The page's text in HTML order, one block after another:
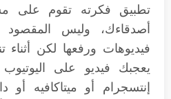
تطبيق فكرته تقوم على
أصدقاءك، وليس المقصود
فيديوهات ورفعها لكن أثناء
يعجبك فيديو على
إنتسجرام أو ميتاكافيه